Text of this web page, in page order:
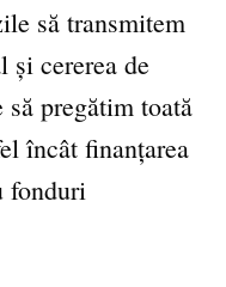
să transmitem
și cererea de
pregătim toată
încât finanțarea
fonduri